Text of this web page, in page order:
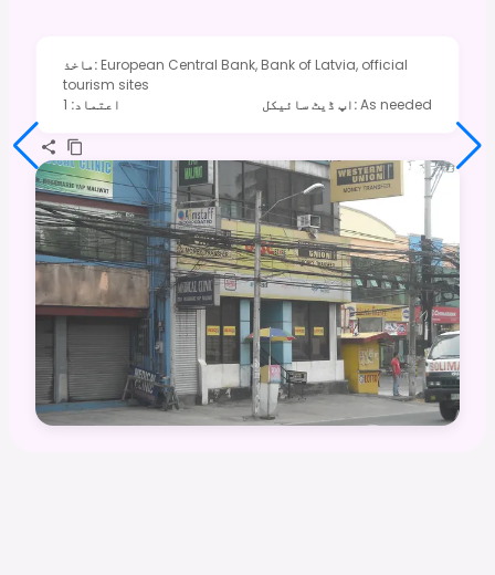
ماخذ: European Central Bank, Bank of Latvia, official
tourism sites
اعتماد:
1 اپ ڈیٹ سائیکل:As needed